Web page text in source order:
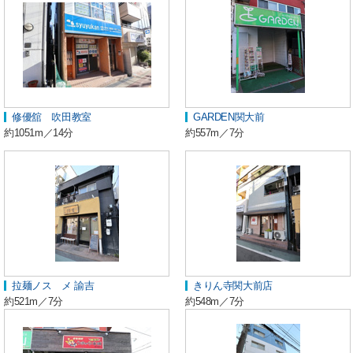
修優舘 吹田教室
約1051m／14分
GARDEN関大前
約557m／7分
拉麺ノスゝメ 諭吉
約521m／7分
きりん寺関大前店
約548m／7分